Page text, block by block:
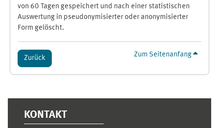
von 60 Tagen gespeichert und nach einer statistischen
Auswertung in pseudonymisierter oder anonymisierter
Form gelöscht.
Zurück Zum Seitenanfang
KONTAKT